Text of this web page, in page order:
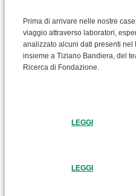
Prima di arrivare nelle nostre
viaggio attraverso laboratori,
analizzato alcuni dati presenti nel
insieme a Tiziano Bandiera, del
Ricerca di Fondazione.
LEGGI
LEGGI